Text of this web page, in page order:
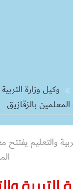
وكيل وزارة
بالزقازيق